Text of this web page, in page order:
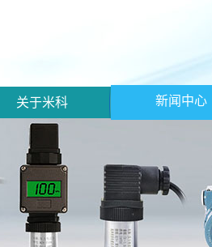
关于米科 新闻中心